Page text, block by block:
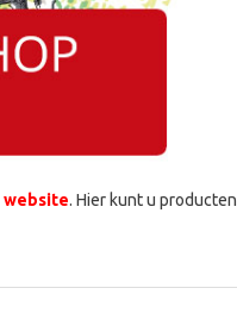
website. Hier kunt u producten